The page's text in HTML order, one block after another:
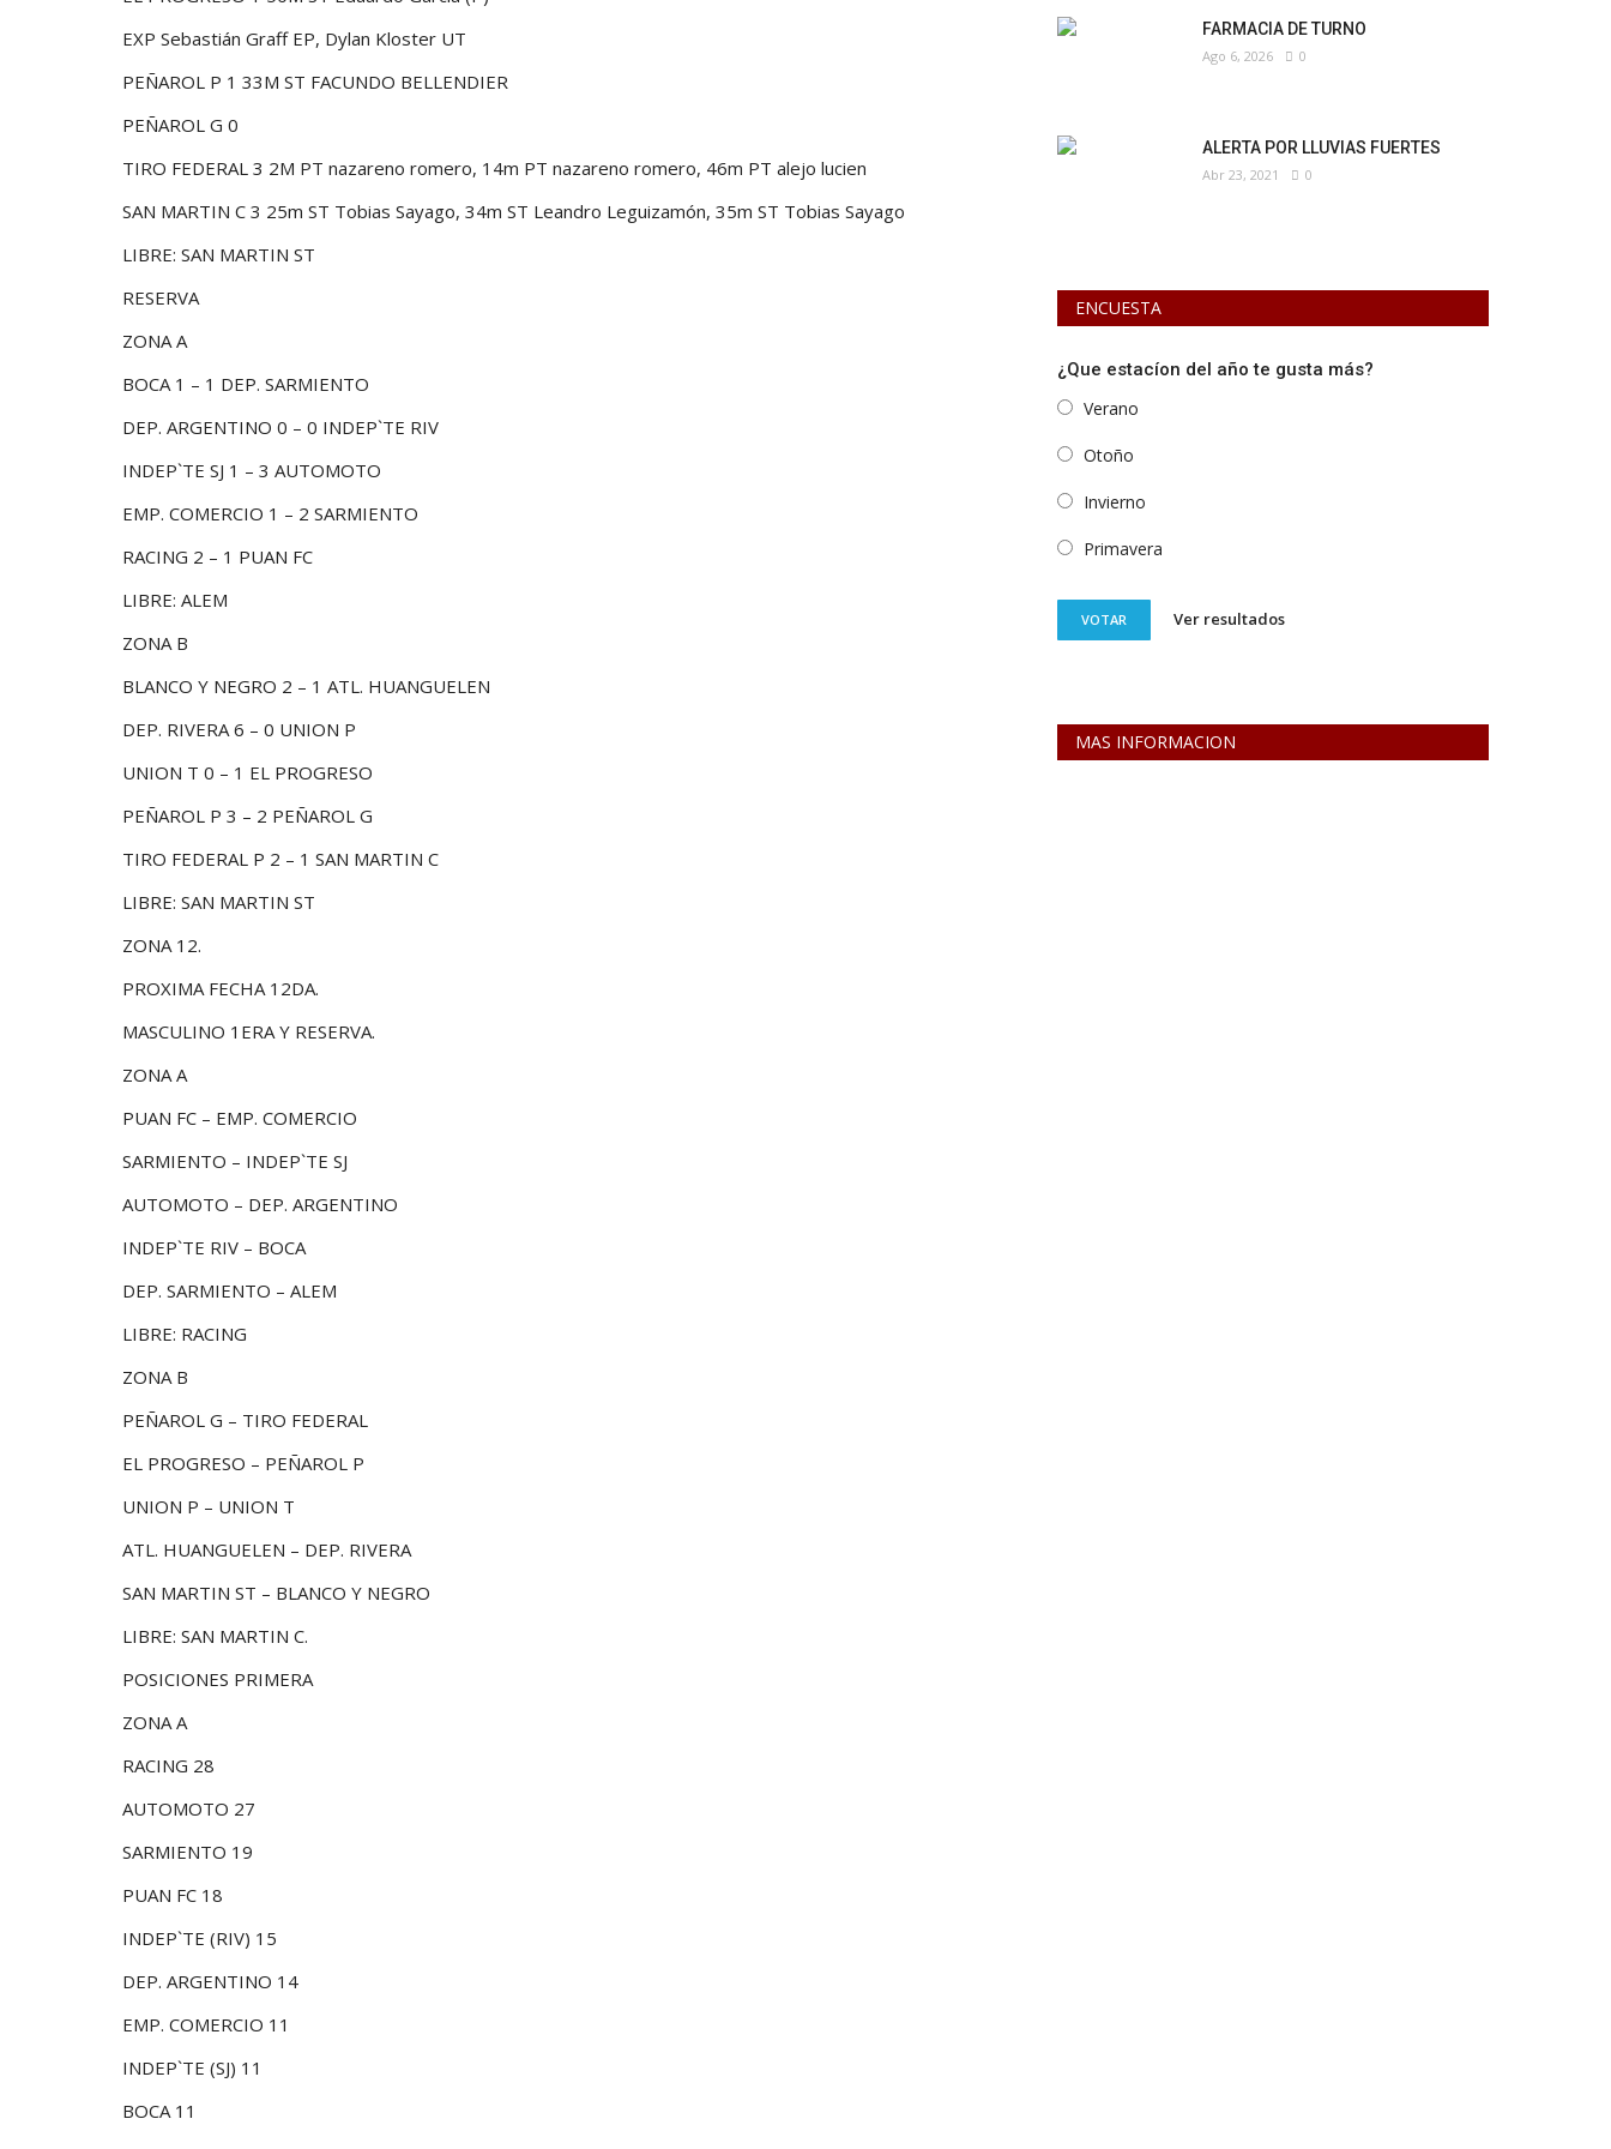
EXP Sebastián Graff EP, Dylan Kloster UT
PEÑAROL P 1 33M ST FACUNDO BELLENDIER
PEÑAROL G 0
TIRO FEDERAL 3 2M PT nazareno romero, 14m PT nazareno romero, 46m PT alejo lucien
SAN MARTIN C 3 25m ST Tobias Sayago, 34m ST Leandro Leguizamón, 35m ST Tobias Sayago
LIBRE: SAN MARTIN ST
RESERVA
ZONA A
BOCA 1 – 1 DEP. SARMIENTO
DEP. ARGENTINO 0 – 0 INDEP`TE RIV
INDEP`TE SJ 1 – 3 AUTOMOTO
EMP. COMERCIO 1 – 2 SARMIENTO
RACING 2 – 1 PUAN FC
LIBRE: ALEM
ZONA B
BLANCO Y NEGRO 2 – 1 ATL. HUANGUELEN
DEP. RIVERA 6 – 0 UNION P
UNION T 0 – 1 EL PROGRESO
PEÑAROL P 3 – 2 PEÑAROL G
TIRO FEDERAL P 2 – 1 SAN MARTIN C
LIBRE: SAN MARTIN ST
ZONA 12.
PROXIMA FECHA 12DA.
MASCULINO 1ERA Y RESERVA.
ZONA A
PUAN FC – EMP. COMERCIO
SARMIENTO – INDEP`TE SJ
AUTOMOTO – DEP. ARGENTINO
INDEP`TE RIV – BOCA
DEP. SARMIENTO – ALEM
LIBRE: RACING
ZONA B
PEÑAROL G – TIRO FEDERAL
EL PROGRESO – PEÑAROL P
UNION P – UNION T
ATL. HUANGUELEN – DEP. RIVERA
SAN MARTIN ST – BLANCO Y NEGRO
LIBRE: SAN MARTIN C.
POSICIONES PRIMERA
ZONA A
RACING 28
AUTOMOTO 27
SARMIENTO 19
PUAN FC 18
INDEP`TE (RIV) 15
DEP. ARGENTINO 14
EMP. COMERCIO 11
INDEP`TE (SJ) 11
BOCA 11
FARMACIA DE TURNO
Ago 6, 2026 0
ALERTA POR LLUVIAS FUERTES
Abr 23, 2021 0
ENCUESTA
¿Que estacíon del año te gusta más?
Verano
Otoño
Invierno
Primavera
VOTAR Ver resultados
MAS INFORMACION